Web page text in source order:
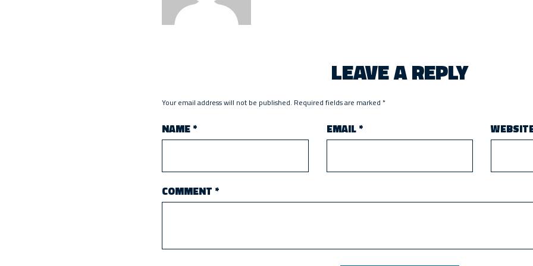
LEAVE A REPLY
Your email address will not be published. Required fields are marked *
NAME* EMAIL*
COMMENT *